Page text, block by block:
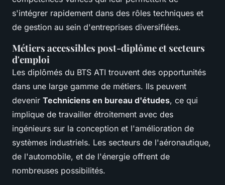
s'intégrer rapidement dans des rôles techniques et
de gestion au sein d'entreprises diversifiées.
Métiers accessibles post-diplôme et secteurs
d'emploi
Les diplômés du BTS ATI trouvent des opportunités
dans une large gamme de métiers. Ils peuvent
devenir Techniciens en bureau d'études, ce qui
implique de travailler étroitement avec des
ingénieurs sur la conception et l'amélioration de
systèmes industriels. Les secteurs de l'aéronautique,
de l'automobile, et de l'énergie offrent de
nombreuses possibilités.